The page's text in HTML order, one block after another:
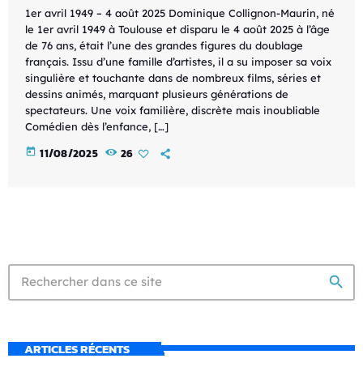
1er avril 1949 – 4 août 2025 Dominique Collignon-Maurin, né
le 1er avril 1949 à Toulouse et disparu le 4 août 2025 à l’âge
de 76 ans, était l’une des grandes figures du doublage
français. Issu d’une famille d’artistes, il a su imposer sa voix
singulière et touchante dans de nombreux films, séries et
dessins animés, marquant plusieurs générations de
spectateurs. Une voix familière, discrète mais inoubliable
Comédien dès l’enfance, […]
today 11/08/2025 26
search
ARTICLES RÉCENTS